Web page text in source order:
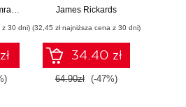
Ahmad
z 30 dni)
globalnej ekonomii
James Rickards
(32,45 zł najniższa cena z 30 dni)
34.40 zł
64.90zł (-47%)